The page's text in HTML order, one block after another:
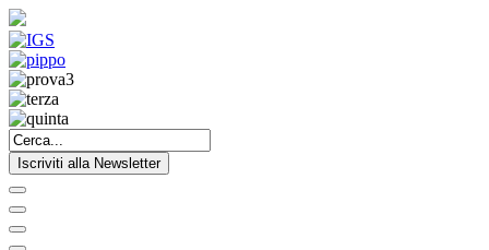
Iscriviti alla Newsletter